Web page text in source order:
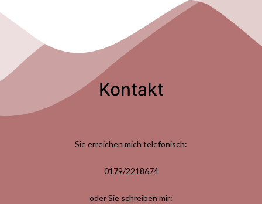
Kontakt
Sie erreichen mich telefonisch:
0179/2218674
oder Sie schreiben mir: